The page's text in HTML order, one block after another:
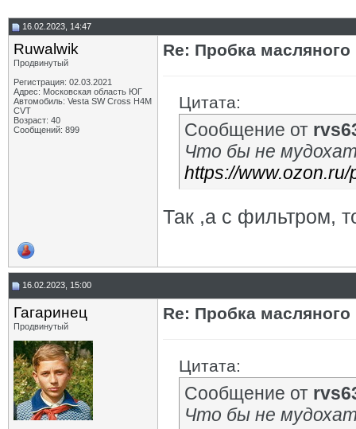
16.02.2023, 14:47
Ruwalwik
Продвинутый
Регистрация: 02.03.2021
Адрес: Московская область ЮГ
Автомобиль: Vesta SW Cross H4M
CVT
Возраст: 40
Сообщений: 899
Re: Пробка масляного
Цитата:
Сообщение от
Что бы не
https://
Так ,а с фильтром,
16.02.2023, 15:00
Гагаринец
Продвинутый
Re: Пробка масляного
Цитата:
Сообщение от
Что бы не